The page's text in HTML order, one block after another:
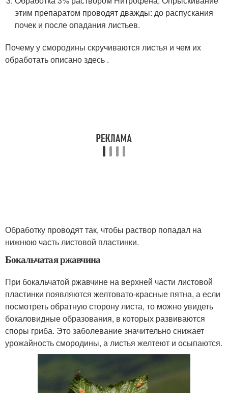
этим препаратом проводят дважды: до распускания
почек и после опадания листьев.
Почему у смородины скручиваются листья и чем их
обработать описано здесь .
Обработку проводят так, чтобы раствор попадал на
нижнюю часть листовой пластинки.
Бокальчатая ржавчина
При бокальчатой ржавчине на верхней части листовой
пластинки появляются желтовато-красные пятна, а если
посмотреть обратную сторону листа, то можно увидеть
бокаловидные образования, в которых развиваются
споры гриба. Это заболевание значительно снижает
урожайность смородины, а листья желтеют и осыпаются.